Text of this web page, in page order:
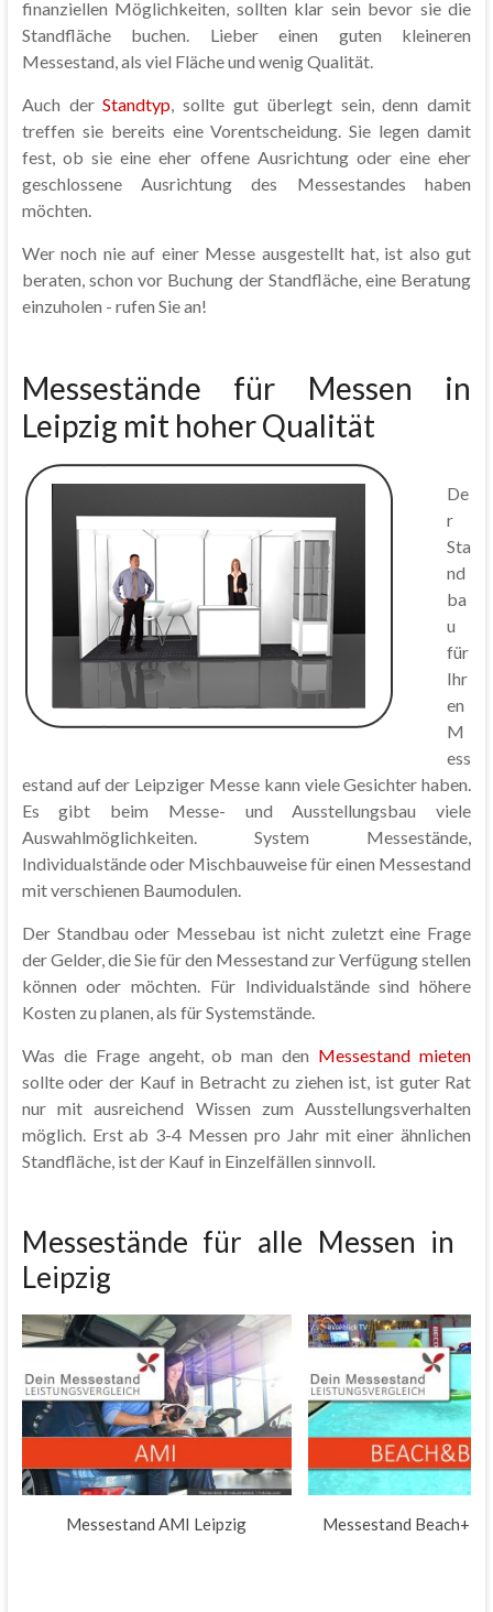
finanziellen Möglichkeiten, sollten klar sein bevor sie die
Standfläche buchen. Lieber einen guten kleineren
Messestand, als viel Fläche und wenig Qualität.
Auch derStandtyp, sollte gut überlegt sein, denn damit
treffen sie bereits eine Vorentscheidung. Sie legen damit
fest, ob sie eine eher offene Ausrichtung oder eine eher
geschlossene Ausrichtung des Messestandes haben
möchten.
Wer noch nie auf einer Messe ausgestellt hat, ist also gut
beraten, schon vor Buchung der Standfläche, eine Beratung
einzuholen - rufen Sie an!
Messestände für Messen in
Leipzig mit hoher Qualität
De
r
Sta
nd
ba
u
für
Ihr
en
M
ess
estand auf der Leipziger Messe kann viele Gesichter haben.
Es gibt beim Messe- und Ausstellungsbau viele
Auswahlmöglichkeiten. System Messestände,
Individualstände oder Mischbauweise für einen Messestand
mit verschienen Baumodulen.
Der Standbau oder Messebau ist nicht zuletzt eine Frage
der Gelder, die Sie für den Messestand zur Verfügung stellen
können oder möchten. Für Individualstände sind höhere
Kosten zu planen, als für Systemstände.
Was die Frage angeht, ob man den Messestand mieten
sollte oder der Kauf in Betracht zu ziehen ist, ist guter Rat
nur mit ausreichend Wissen zum Ausstellungsverhalten
möglich. Erst ab 3-4 Messen pro Jahr mit einer ähnlichen
Standfläche, ist der Kauf in Einzelfällen sinnvoll.
Messestände für alle Messen in
Leipzig
Messestand AMI Leipzig Messestand